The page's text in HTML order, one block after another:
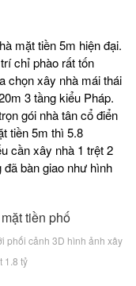
mặt tiền 5m hiện đại.
chỉ phào rất tốn
chọn xây nhà mái thái
3 tầng kiểu Pháp.
gói nhà tân cổ điển
tiền 5m thì 5.8
cần xây nhà 1 trệt 2
bàn giao như hình
phối cảnh 3D hình ảnh xây
1.8 tỷ